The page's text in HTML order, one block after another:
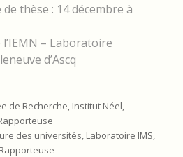
thèse : 14 décembre à
– Laboratoire
d’Ascq
de Recherche, Institut Néel,
des universités, Laboratoire IMS,